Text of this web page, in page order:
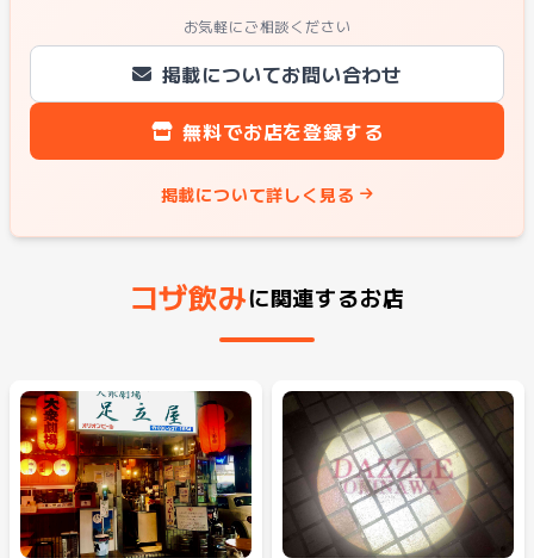
お気軽にご相談ください
掲載についてお問い合わせ
無料でお店を登録する
掲載について詳しく見る
コザ飲みに関連するお店